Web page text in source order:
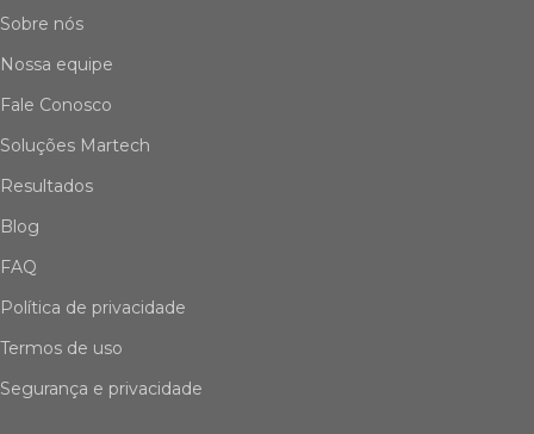
Sobre nós
Nossa equipe
Fale Conosco
Soluções Martech
Resultados
Blog
FAQ
Política de privacidade
Termos de uso
Segurança e privacidade